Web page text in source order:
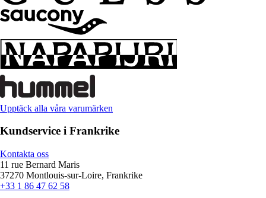
Upptäck alla våra varumärken
Kundservice i Frankrike
Kontakta oss
11 rue Bernard Maris
37270 Montlouis-sur-Loire, Frankrike
+33 1 86 47 62 58